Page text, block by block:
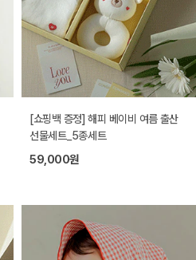
[쇼핑백 증정] 해피 베이비 여름 출산
선물세트_5종세트
59,000원